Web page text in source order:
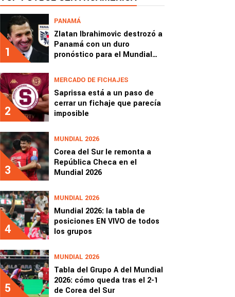
1
PANAMÁ
Zlatan Ibrahimovic destrozó a
Panamá con un duro
pronóstico para el Mundial
2
MERCADO DE FICHAJES
Saprissa está a un paso de
cerrar un fichaje que parecía
imposible
3
MUNDIAL 2026
Corea del Sur le remonta a
República Checa en el
Mundial 2026
4
MUNDIAL 2026
Mundial 2026: la tabla de
posiciones EN VIVO de todos
los grupos
5
MUNDIAL 2026
Tabla del Grupo A del Mundial
2026: cómo queda tras el 2-1
de Corea del Sur